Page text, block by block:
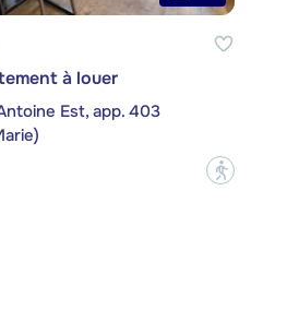
à louer
Est, app. 403
?